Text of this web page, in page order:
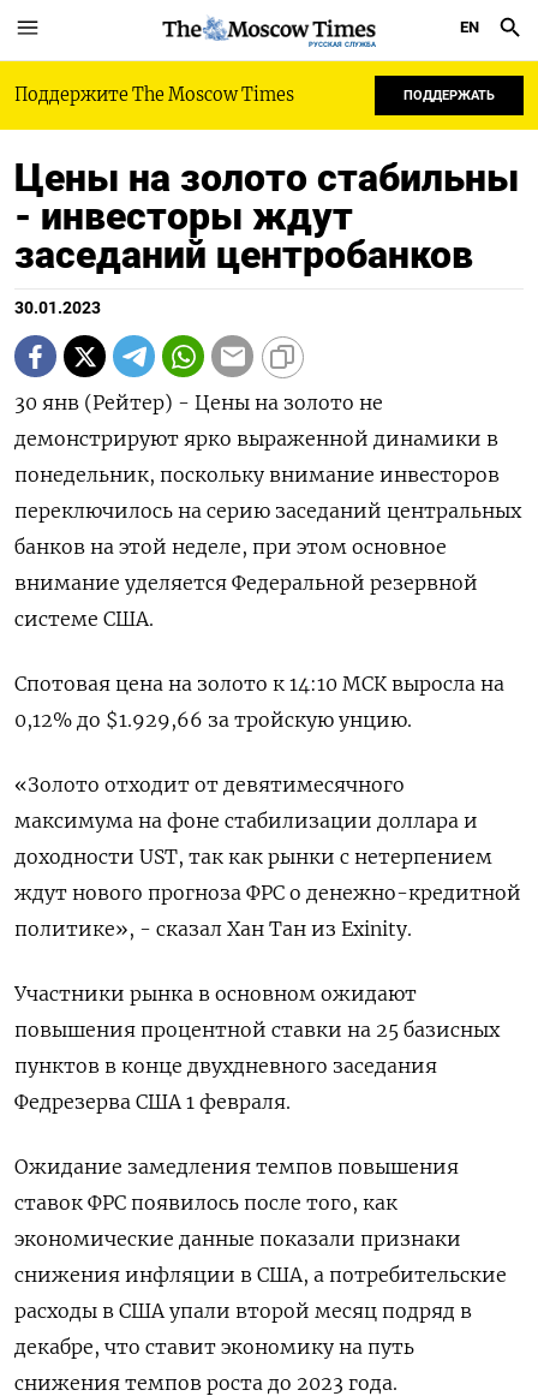
РУССКАЯ СЛУЖБА
EN
Поддержите The Moscow Times ПОДДЕРЖАТЬ
Цены на золото стабильны
- инвесторы ждут
заседаний центробанков
30.01.2023
30 янв (Рейтер) - Цены на золото не
демонстрируют ярко выраженной динамики в
понедельник, поскольку внимание инвесторов
переключилось на серию заседаний центральных
банков на этой неделе, при этом основное
внимание уделяется Федеральной резервной
системе США.
Спотовая цена на золото к 14:10 МСК выросла на
0,12% до $1.929,66​ за тройскую унцию.
«Золото отходит от девятимесячного
максимума на фоне стабилизации доллара и
доходности UST, так как рынки с нетерпением
ждут нового прогноза ФРС о денежно-кредитной
политике», - сказал Хан Тан из Exinity.
Участники рынка в основном ожидают
повышения процентной ставки на 25 базисных
пунктов в конце двухдневного заседания
Федрезерва США 1 февраля.
Ожидание замедления темпов повышения
ставок ФРС появилось после того, как
экономические данные показали признаки
снижения инфляции в США, а потребительские
расходы в США упали второй месяц подряд в
декабре, что ставит экономику на путь
снижения темпов роста до 2023 года.